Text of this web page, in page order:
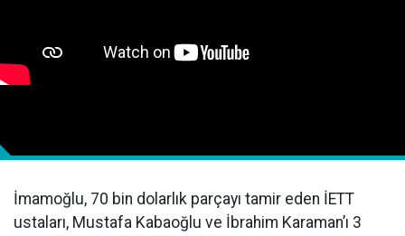
İmamoğlu, 70 bin dolarlık parçayı tamir eden İETT
ustaları, Mustafa Kabaoğlu ve İbrahim Karaman’ı 3